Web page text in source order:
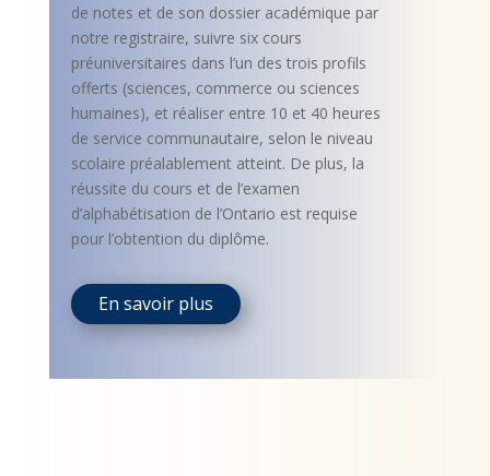
de notes et de son dossier académique par
notre registraire, suivre six cours
préuniversitaires dans l’un des trois profils
offerts (sciences, commerce ou sciences
humaines), et réaliser entre 10 et 40 heures
de service communautaire, selon le niveau
scolaire préalablement atteint. De plus, la
réussite du cours et de l’examen
d’alphabétisation de l’Ontario est requise
pour l’obtention du diplôme.
En savoir plus